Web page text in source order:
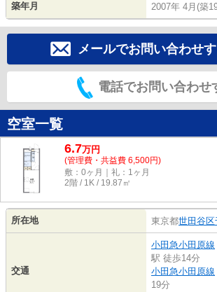
築年月 2007年 4月(築
メールでお問い合わせ
電話でお問い合わせ
空室一覧
6.7万円
(管理費・共益費 6,500円)
敷：0ヶ月｜礼：1ヶ月
2階 / 1K / 19.87㎡
所在地 東京都世田谷区
交通
小田急小田原線
駅 徒歩14分
小田急小田原線
19分